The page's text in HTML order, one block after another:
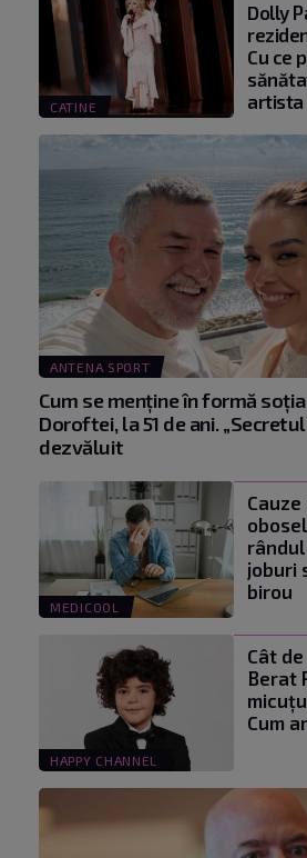
CATINE
Dolly
Cu ce
artista
ANTENA SPORT
Cum se menţine în formă
Doroftei, la 51 de ani.
dezvăluit
MEDICOOL
joburi
birou
HAPPY CHANNEL
Cât
Berat
Cum